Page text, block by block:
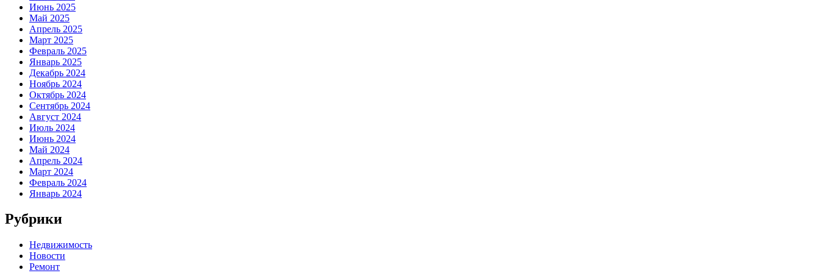
Июнь 2025
Май 2025
Апрель 2025
Март 2025
Февраль 2025
Январь 2025
Декабрь 2024
Ноябрь 2024
Октябрь 2024
Сентябрь 2024
Август 2024
Июль 2024
Июнь 2024
Май 2024
Апрель 2024
Март 2024
Февраль 2024
Январь 2024
Рубрики
Недвижимость
Новости
Ремонт